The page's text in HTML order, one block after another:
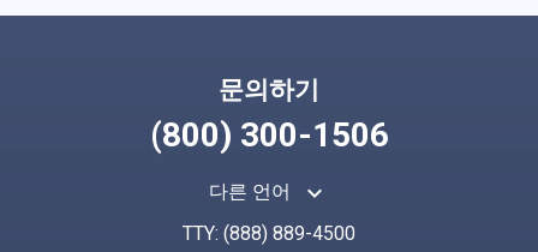
문의하기
(800) 300-1506
다른 언어 keyboard_arrow_up
TTY: (888) 889-4500